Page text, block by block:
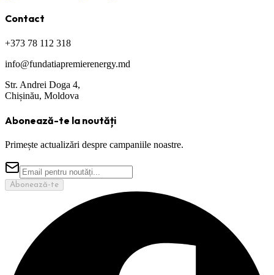
Contact
+373 78 112 318
info@fundatiapremierenergy.md
Str. Andrei Doga 4,
Chișinău, Moldova
Abonează-te la noutăți
Primește actualizări despre campaniile noastre.
Abonează-te